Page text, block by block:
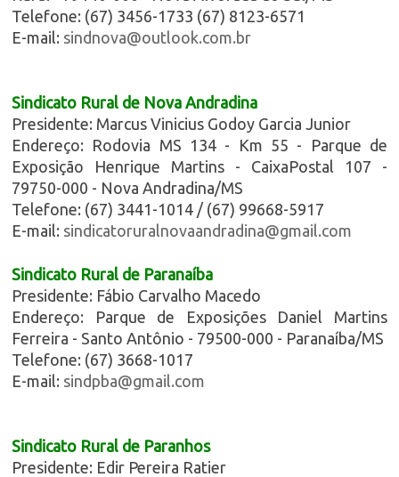
Telefone: (67) 3456-1733 (67) 8123-6571
E-mail: sindnova@outlook.com.br
Sindicato Rural de Nova Andradina
Presidente: Marcus Vinicius Godoy Garcia Junior
Endereço: Rodovia MS 134 - Km 55 - Parque de
Exposição Henrique Martins - CaixaPostal 107 -
79750-000 - Nova Andradina/MS
Telefone: (67) 3441-1014 / (67) 99668-5917
E-mail: sindicatoruralnovaandradina@gmail.com
Sindicato Rural de Paranaíba
Presidente: Fábio Carvalho Macedo
Endereço: Parque de Exposições Daniel Martins
Ferreira - Santo Antônio - 79500-000 - Paranaíba/MS
Telefone: (67) 3668-1017
E-mail: sindpba@gmail.com
Sindicato Rural de Paranhos
Presidente: Edir Pereira Ratier